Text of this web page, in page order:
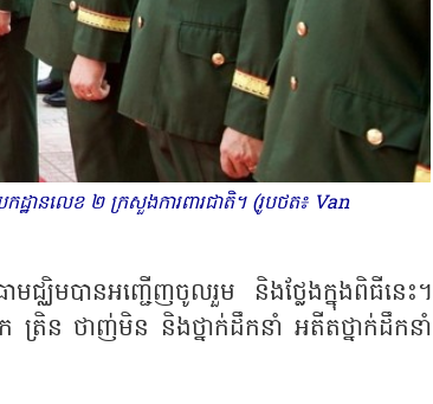
ានលេខ ២ ក្រសួងការពារជាតិ។ (រូបថត៖ Van
ឈិមបានអញ្ជើញចូលរួម និងថ្លែងក្នុងពិធីនេះ។
ត្រិន ថាញ់មិន និងថ្នាក់ដឹកនាំ អតីតថ្នាក់ដឹកនាំ